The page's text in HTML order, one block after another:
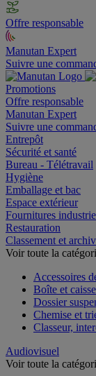
Offre responsable
Manutan Expert
Suivre une
Promotions
Offre responsable
Manutan Expert
Suivre une
Entrepôt
Sécurité et santé
Bureau - Télétravail
Hygiène
Emballage et bac
Espace extérieur
Fournitures
Restauration
Classement et
Voir toute la
Accessoires
Boîte et
Dossier
Chemise et
Classeur,
Audiovisuel
Voir toute la